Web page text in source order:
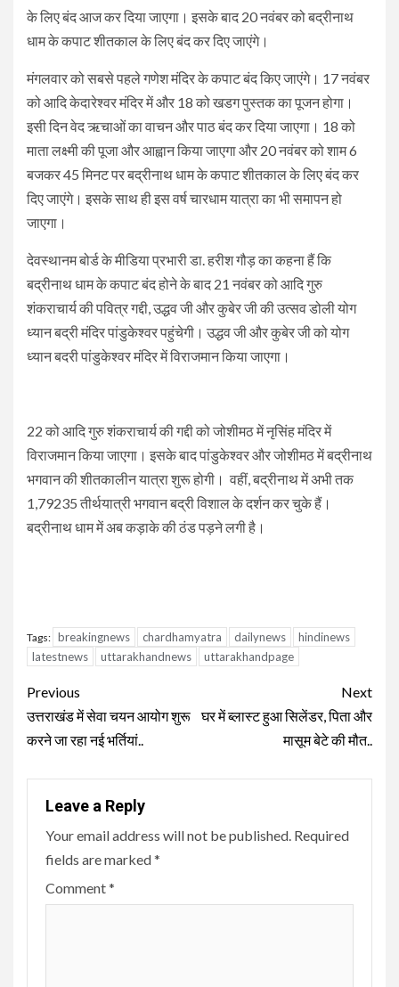
के लिए बंद आज कर दिया जाएगा। इसके बाद 20 नवंबर को बद्रीनाथ
धाम के कपाट शीतकाल के लिए बंद कर दिए जाएंगे।
मंगलवार को सबसे पहले गणेश मंदिर के कपाट बंद किए जाएंगे। 17 नवंबर
को आदि केदारेश्वर मंदिर में और 18 को खडग पुस्तक का पूजन होगा।
इसी दिन वेद ऋचाओं का वाचन और पाठ बंद कर दिया जाएगा। 18 को
माता लक्ष्मी की पूजा और आह्वान किया जाएगा और 20 नवंबर को शाम 6
बजकर 45 मिनट पर बद्रीनाथ धाम के कपाट शीतकाल के लिए बंद कर
दिए जाएंगे। इसके साथ ही इस वर्ष चारधाम यात्रा का भी समापन हो
जाएगा।
देवस्थानम बोर्ड के मीडिया प्रभारी डा. हरीश गौड़ का कहना हैं कि
बद्रीनाथ धाम के कपाट बंद होने के बाद 21 नवंबर को आदि गुरु
शंकराचार्य की पवित्र गद्दी, उद्धव जी और कुबेर जी की उत्सव डोली योग
ध्यान बद्री मंदिर पांडुकेश्वर पहुंचेगी। उद्धव जी और कुबेर जी को योग
ध्यान बदरी पांडुकेश्वर मंदिर में विराजमान किया जाएगा।
22 को आदि गुरु शंकराचार्य की गद्दी को जोशीमठ में नृसिंह मंदिर में
विराजमान किया जाएगा। इसके बाद पांडुकेश्वर और जोशीमठ में बद्रीनाथ
भगवान की शीतकालीन यात्रा शुरू होगी। वहीं, बद्रीनाथ में अभी तक
1,79235 तीर्थयात्री भगवान बद्री विशाल के दर्शन कर चुके हैं।
बद्रीनाथ धाम में अब कड़ाके की ठंड पड़ने लगी है।
Tags: breakingnews chardhamyatra dailynews
hindinews
latestnews
uttarakhandnews uttarakhandpage
Continue
Reading
Previous
उत्तराखंड में सेवा चयन आयोग शुरू
करने जा रहा नई भर्तियां..
Next
घर में ब्लास्ट हुआ सिलेंडर, पिता और
मासूम बेटे की मौत..
Leave a Reply
Your email address will not be published. Required
fields are marked*
Comment*